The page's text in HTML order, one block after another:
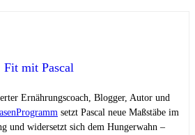
Fit mit Pascal
Ernährungscoach, Blogger, Autor und
setzt Pascal neue Maßstäbe im
und widersetzt sich dem Hungerwahn –